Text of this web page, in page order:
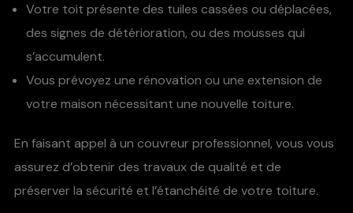
Votre toit présente des tuiles cassées ou déplacées,
des signes de détérioration, ou des mousses qui
s’accumulent.
Vous prévoyez une rénovation ou une extension de
votre maison nécessitant une nouvelle toiture.
En faisant appel à un couvreur professionnel, vous vous
assurez d’obtenir des travaux de qualité et de
préserver la sécurité et l’étanchéité de votre toiture.